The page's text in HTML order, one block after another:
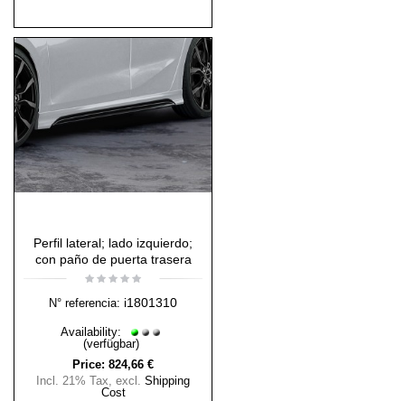
Perfil lateral; lado izquierdo;
con paño de puerta trasera
N° referencia: i1801310
Availability:
(verfügbar)
Price: 824,66 €
Incl. 21% Tax, excl. Shipping
Cost